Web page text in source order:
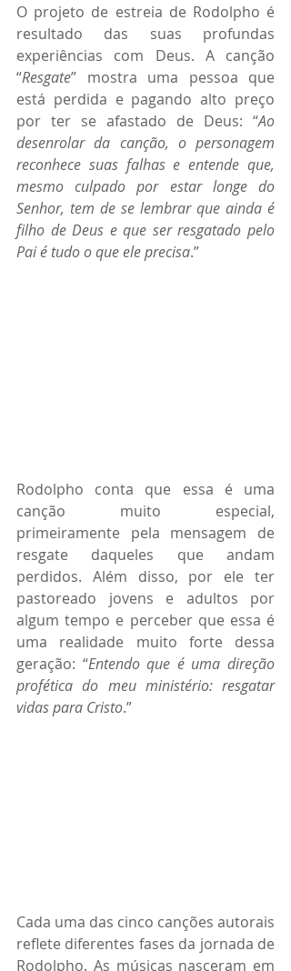
O projeto de estreia de Rodolpho é
resultado das suas profundas
experiências com Deus. A canção
“Resgate” mostra uma pessoa que
está perdida e pagando alto preço
por ter se afastado de Deus: “Ao
desenrolar da canção, o personagem
reconhece suas falhas e entende que,
mesmo culpado por estar longe do
Senhor, tem de se lembrar que ainda é
filho de Deus e que ser resgatado pelo
Pai é tudo o que ele precisa.”
Rodolpho conta que essa é uma
canção muito especial,
primeiramente pela mensagem de
resgate daqueles que andam
perdidos. Além disso, por ele ter
pastoreado jovens e adultos por
algum tempo e perceber que essa é
uma realidade muito forte dessa
geração: “Entendo que é uma direção
profética do meu ministério: resgatar
vidas para Cristo.”
Cada uma das cinco canções autorais
reflete diferentes fases da jornada de
Rodolpho. As músicas nasceram em